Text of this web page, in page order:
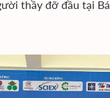
thầy đỡ đầu tại